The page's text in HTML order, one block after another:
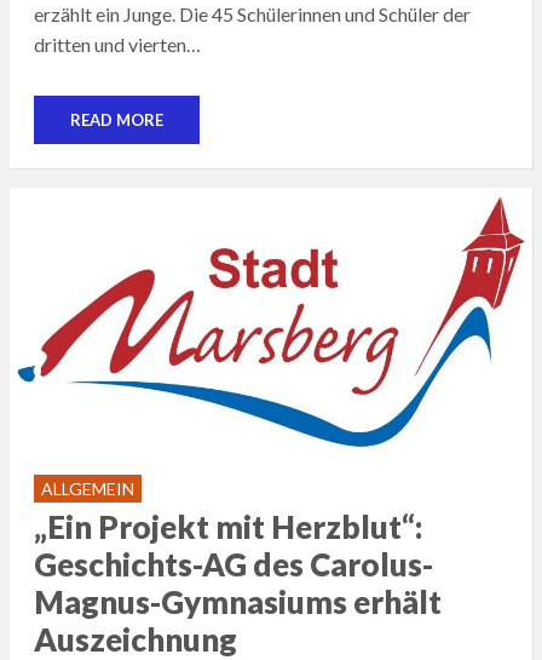
erzählt ein Junge. Die 45 Schülerinnen und Schüler der
dritten und vierten…
READ MORE
ALLGEMEIN
„Ein Projekt mit Herzblut“:
Geschichts-AG des Carolus-
Magnus-Gymnasiums erhält
Auszeichnung